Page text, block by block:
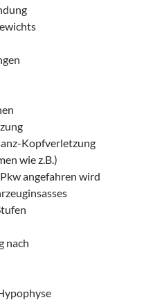
Kopfverletzung
wie z.B.)
angefahren wird
nach